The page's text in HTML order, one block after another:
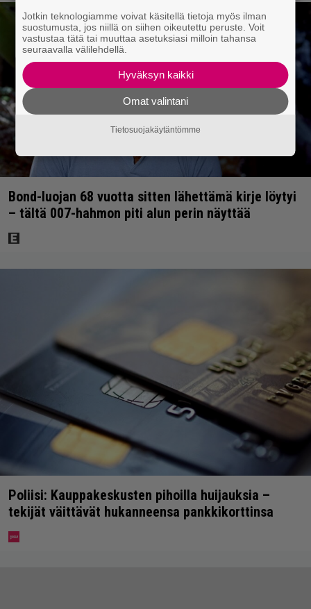
Bond-luojan 68 vuotta sitten lähettämä kirje löytyi
– tältä 007-hahmon piti alun perin näyttää
Poliisi: Kauppakeskusten pihoilla huijauksia –
tekijät väittävät hukanneensa pankkikorttinsa
Jotkin teknologiamme voivat käsitellä tietoja myös ilman
suostumusta, jos niillä on siihen oikeutettu peruste. Voit
vastustaa tätä tai muuttaa asetuksiasi milloin tahansa
seuraavalla välilehdellä.
Hyväksyn kaikki
Omat valintani
Tietosuojakäytäntömme